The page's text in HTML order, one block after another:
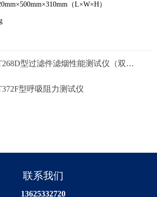
（L×W×H）
型过滤件滤烟性能测试仪（双光
型呼吸阻力测试仪
联系我们
13625332720